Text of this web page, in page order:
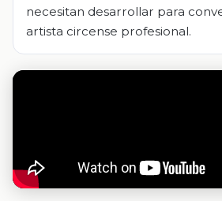
necesitan desarrollar para
artista circense profesional.